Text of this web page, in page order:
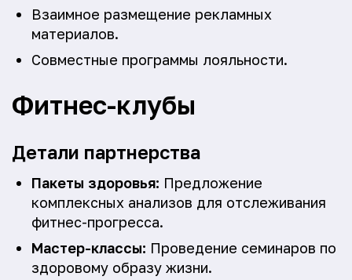
Взаимное размещение рекламных
материалов.
Совместные программы лояльности.
Фитнес-клубы
Детали партнерства
Пакеты здоровья: Предложение
комплексных анализов для отслеживания
фитнес-прогресса.
Мастер-классы: Проведение семинаров по
здоровому образу жизни.